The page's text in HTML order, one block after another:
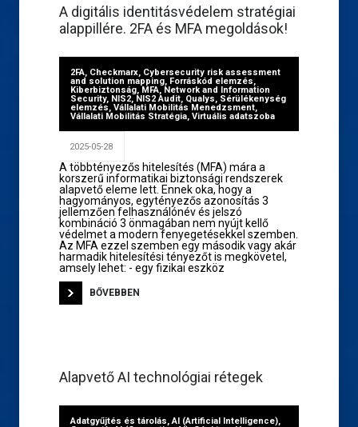
A digitális identitásvédelem stratégiai
alappillére. 2FA és MFA megoldások!
2FA, Checkmarx, Cybersecurity risk assessment
and solution mapping, Forráskód elemzés,
Kiberbiztonság, MFA, Network and Information
Security, NIS2, NIS2 Audit, Qualys, Sérülékenység
elemzés, Vállalati Mobilitás Menedzsment,
Vállalati Mobilitás Stratégia, Virtuális adatszoba
2025-05-28
A többtényezős hitelesítés (MFA) mára a
korszerű informatikai biztonsági rendszerek
alapvető eleme lett. Ennek oka, hogy a
hagyományos, egytényezős azonosítás 3
jellemzően felhasználónév és jelszó
kombináció 3 önmagában nem nyújt kellő
védelmet a modern fenyegetésekkel szemben.
Az MFA ezzel szemben egy második vagy akár
harmadik hitelesítési tényezőt is megkövetel,
amsely lehet: - egy fizikai eszköz
BŐVEBBEN
Alapvető AI technológiai rétegek
Adatgyűjtés és tárolás,AI (Artificial Intelligence),